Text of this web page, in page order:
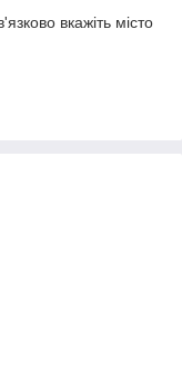
вкажіть місто